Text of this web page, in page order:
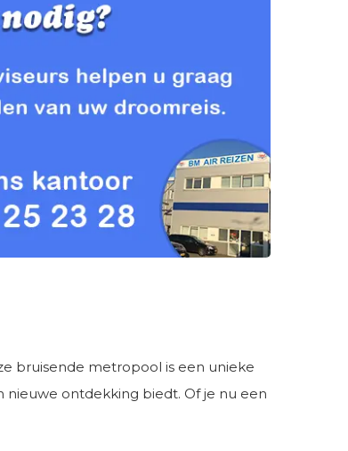
bruisende metropool is een unieke
ontdekking biedt. Of je nu een